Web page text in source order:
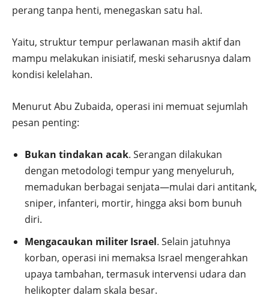
perang tanpa henti, menegaskan satu hal.
Yaitu, struktur tempur perlawanan masih aktif dan
mampu melakukan inisiatif, meski seharusnya dalam
kondisi kelelahan.
Menurut Abu Zubaida, operasi ini memuat sejumlah
pesan penting:
Bukan tindakan acak. Serangan dilakukan
dengan metodologi tempur yang menyeluruh,
memadukan berbagai senjata—mulai dari antitank,
sniper, infanteri, mortir, hingga aksi bom bunuh
diri.
Mengacaukan militer Israel. Selain jatuhnya
korban, operasi ini memaksa Israel mengerahkan
upaya tambahan, termasuk intervensi udara dan
helikopter dalam skala besar.